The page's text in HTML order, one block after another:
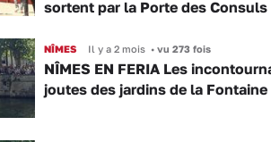
sortent par la Porte des Consuls
NÎMES Il y a 2 mois •vu 273 fois
NÎMES EN FERIA Les
joutes des jardins de la Fontaine